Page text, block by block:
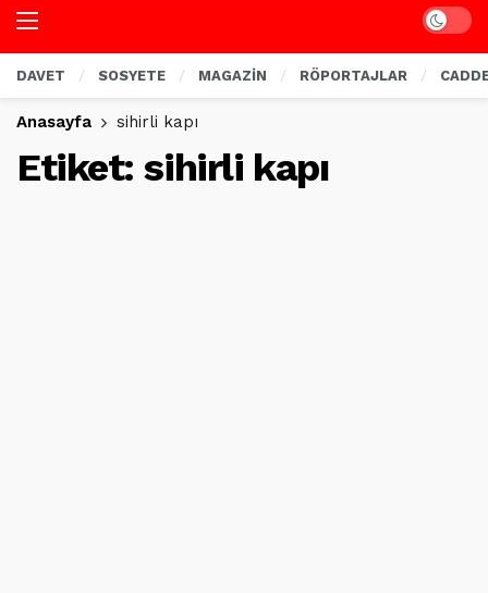
Dark
DAVET SOSYETE MAGAZİN RÖPORTAJLAR
Anasayfa sihirli kapı
Etiket: sihirli kapı